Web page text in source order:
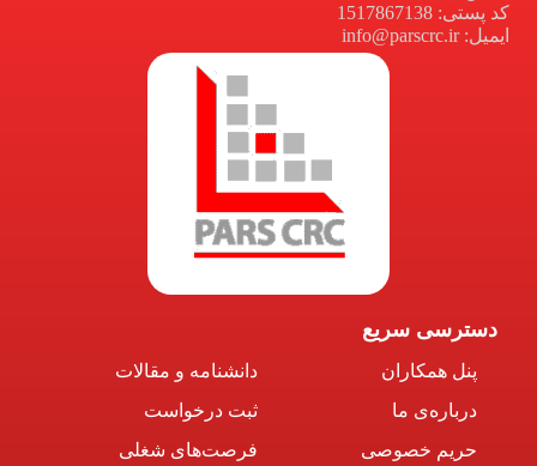
کد پستی: 1517867138
ایمیل: info@parscrc.ir
دسترسی سریع
پنل همکاران
درباره‌ی ما
حریم خصوصی
دانشنامه و مقالات
ثبت درخواست
فرصت‌های شغلی